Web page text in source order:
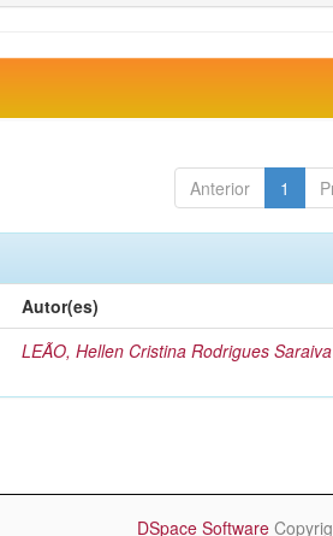
Anterior 1
Autor(es)
LEÃO, Hellen Cristina Rodrigues Saraiva
DSpace Software